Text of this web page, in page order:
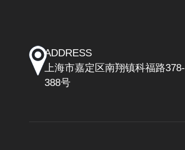
ADDRESS
上海市嘉定区南翔镇科福路378-
388号